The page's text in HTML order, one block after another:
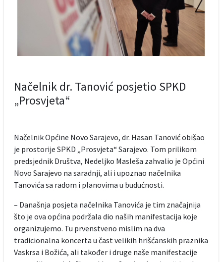
Načelnik dr. Tanović posjetio SPKD
„Prosvjeta“
Načelnik Općine Novo Sarajevo, dr. Hasan Tanović obišao
je prostorije SPKD „Prosvjeta“ Sarajevo. Tom prilikom
predsjednik Društva, Nedeljko Masleša zahvalio je Općini
Novo Sarajevo na saradnji, ali i upoznao načelnika
Tanovića sa radom i planovima u budućnosti.
– Današnja posjeta načelnika Tanovića je tim značajnija
što je ova općina podržala dio naših manifestacija koje
organizujemo. Tu prvenstveno mislim na dva
tradicionalna koncerta u čast velikih hrišćanskih praznika
Vaskrsa i Božića, ali također i druge naše manifestacije